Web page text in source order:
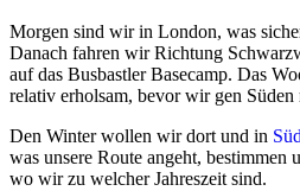
Morgen sind wir in London, was
Danach fahren wir Richtung
auf das Busbastler Basecamp. Das
relativ erholsam, bevor wir gen Süden
Den Winter wollen wir dort und in
was unsere Route angeht, bestimmen
wo wir zu welcher Jahreszeit sind.